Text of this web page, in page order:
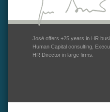
José offers +25 years in HR
Human Capital consulting,
HR Director in large firms.